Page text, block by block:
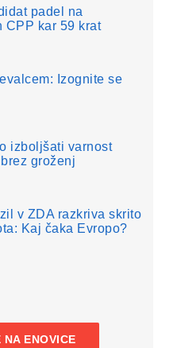
padel na
CPP kar 59 krat
Izognite se
izboljšati varnost
groženj
v ZDA razkriva skrito
Kaj čaka Evropo?
NA ENOVICE